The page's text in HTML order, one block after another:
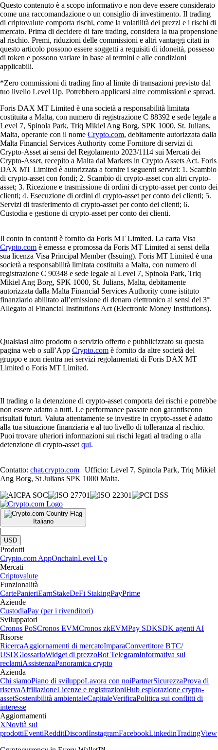
Questo contenuto è a scopo informativo e non deve essere considerato
come una raccomandazione o un consiglio di investimento. Il trading
di criptovalute comporta rischi, come la volatilità dei prezzi e i rischi di
mercato. Prima di decidere di fare trading, considera la tua propensione
al rischio. Premi, riduzioni delle commissioni e altri vantaggi citati in
questo articolo possono essere soggetti a requisiti di idoneità, possesso
di token e possono variare in base ai termini e alle condizioni
applicabili.
*Zero commissioni di trading fino al limite di transazioni previsto dal
tuo livello Level Up. Potrebbero applicarsi altre commissioni e spread.
Foris DAX MT Limited è una società a responsabilità limitata
costituita a Malta, con numero di registrazione C 88392 e sede legale a
Level 7, Spinola Park, Triq Mikiel Ang Borg, SPK 1000, St. Julians,
Malta, operante con il nome Crypto.com, debitamente autorizzata dalla
Malta Financial Services Authority come Fornitore di servizi di
Crypto-Asset ai sensi del Regolamento 2023/1114 sui Mercati dei
Crypto-Asset, recepito a Malta dal Markets in Crypto Assets Act. Foris
DAX MT Limited è autorizzata a fornire i seguenti servizi: 1. Scambio
di crypto-asset con fondi; 2. Scambio di crypto-asset con altri crypto-
asset; 3. Ricezione e trasmissione di ordini di crypto-asset per conto dei
clienti; 4. Esecuzione di ordini di crypto-asset per conto dei clienti; 5.
Servizi di trasferimento di crypto-asset per conto dei clienti; 6.
Custodia e gestione di crypto-asset per conto dei clienti.
Il conto in contanti è fornito da Foris MT Limited. La carta Visa
Crypto.com è emessa e promossa da Foris MT Limited ai sensi della
sua licenza Visa Principal Member (Issuing). Foris MT Limited è una
società a responsabilità limitata costituita a Malta, con numero di
registrazione C 90348 e sede legale al Level 7, Spinola Park, Triq
Mikiel Ang Borg, SPK 1000, St. Julians, Malta, debitamente
autorizzata dalla Malta Financial Services Authority come istituto
finanziario abilitato all’emissione di denaro elettronico ai sensi del 3°
Allegato al Financial Institutions Act (Electronic Money Institutions).
Qualsiasi altro prodotto o servizio offerto e pubblicizzato su questa
pagina web o sull’App Crypto.com è fornito da altre società del
gruppo e non rientra nei servizi regolamentati di Foris DAX MT
Limited o Foris MT Limited.
Il trading o la detenzione di crypto-asset comporta dei rischi e potrebbe
non essere adatto a tutti. Le performance passate non garantiscono
risultati futuri. Valuta attentamente se investire in crypto-asset è adatto
alla tua situazione finanziaria e al tuo livello di tolleranza al rischio.
Puoi trovare ulteriori informazioni sui rischi legati al trading o alla
detenzione di crypto-asset qui.
Contatto: chat.crypto.com | Ufficio: Level 7, Spinola Park, Triq Mikiel
Ang Borg, St Julians SPK 1000 Malta.
Italiano
|
USD
Prodotti
Crypto.com AppOnchainLevel Up
Mercati
Criptovalute
Funzionalità
CartePanieriEarnStakeDeFi StakingPayPrime
Aziende
CustodiaPay (per i rivenditori)
Sviluppatori
Cronos PoSCronos EVMCronos zkEVMPay SDKSDK agenti AI
Risorse
RicercaAggiornamenti di mercatoImparaConvertitore BTC/
USDGlossarioWidget di prezzoBot TelegramInformativa sui
reclamiAssistenzaPanoramica crypto
Azienda
Chi siamoPiano di sviluppoLavora con noiPartnerSicurezzaProva di
riservaAffiliazioneLicenze e registrazioniHub esplorazione crypto-
assetSostenibilità ambientaleCapitaleVerificaPolitica sui conflitti di
interesse
Aggiornamenti
XNovità sui
prodottiEventiRedditDiscordInstagramFacebookLinkedinTradingView